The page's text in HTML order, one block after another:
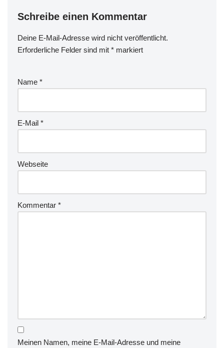
Schreibe einen Kommentar
Deine E-Mail-Adresse wird nicht veröffentlicht.
Erforderliche Felder sind mit * markiert
Name *
E-Mail *
Webseite
Kommentar *
Meinen Namen, meine E-Mail-Adresse und meine